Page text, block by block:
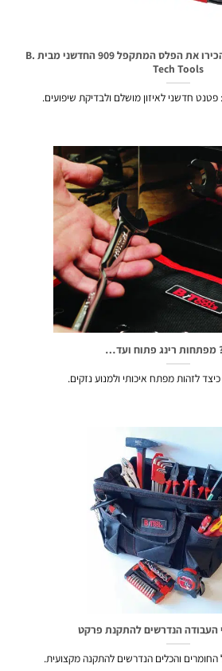
איזון מושלם ישר ולעניין: הכירו את הפלס המתקפל 909 החדשני מבית B.
Tech
רינג פתוח ועד…
מפתח איכותי ולמנוע נזקים.
הנדרשים להתקנת פרקט
והכלים הנדרשים להתקנה מקצועית.